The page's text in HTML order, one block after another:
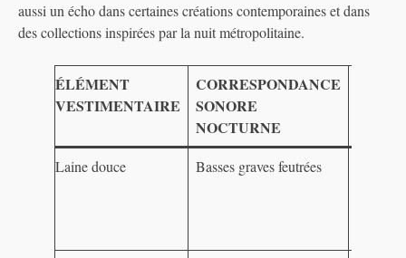
aussi un écho dans certaines créations contemporaines et dans
des collections inspirées par la nuit métropolitaine.
ÉLÉMENT
VESTIMENTAIRE
CORRESPONDANCE
SONORE
NOCTURNE
Laine douce Basses graves feutrées